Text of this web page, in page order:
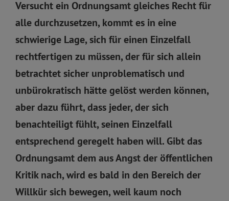
Versucht ein Ordnungsamt gleiches Recht für
alle durchzusetzen, kommt es in eine
schwierige Lage, sich für einen Einzelfall
rechtfertigen zu müssen, der für sich allein
betrachtet sicher unproblematisch und
unbürokratisch hätte gelöst werden können,
aber dazu führt, dass jeder, der sich
benachteiligt fühlt, seinen Einzelfall
entsprechend geregelt haben will. Gibt das
Ordnungsamt dem aus Angst der öffentlichen
Kritik nach, wird es bald in den Bereich der
Willkür sich bewegen, weil kaum noch